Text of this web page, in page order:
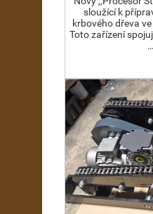
sloužící k
krbového dřeva
Toto zařízení
…